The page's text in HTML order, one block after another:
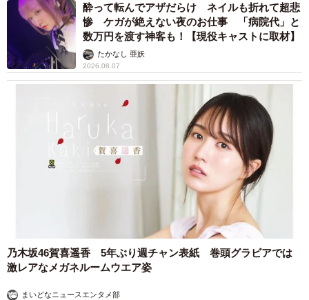
酔って転んでアザだらけ ネイルも折れて超悲
惨 ケガが絶えない夜のお仕事 「病院代」と
数万円を渡す神客も！【現役キャストに取材】
たかなし 亜妖
2026.08.07
乃木坂46賀喜遥香 5年ぶり週チャン表紙 巻頭グラビアでは
激レアなメガネルームウエア姿
まいどなニュースエンタメ部